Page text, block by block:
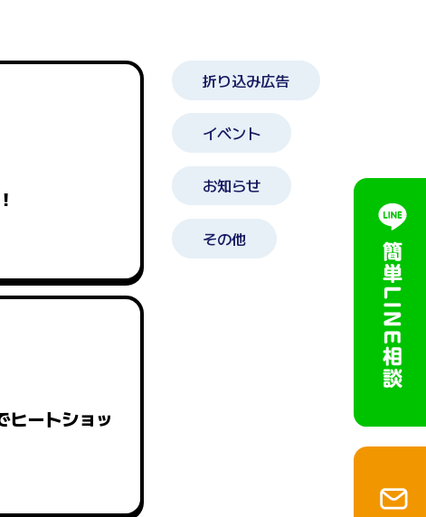
ヒートショッ
折り込み広告
イベント
お知らせ
その他